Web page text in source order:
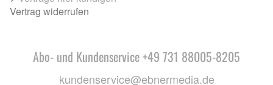
Vertrag widerrufen
Abo- und Kundenservice +49 731 88005-8205
kundenservice@ebnermedia.de